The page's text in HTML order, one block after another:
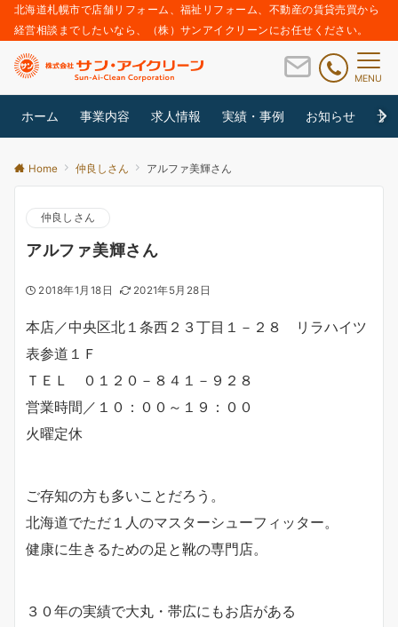
北海道札幌市で店舗リフォーム、福祉リフォーム、不動産の賃貸売買から
経営相談までしたいなら、（株）サンアイクリーンにお任せください。
MENU
ホーム 事業内容 求人情報 実績・事例 お知らせ サ
Home 仲良しさん アルファ美輝さん
仲良しさん
アルファ美輝さん
2018年1月18日 2021年5月28日
本店／中央区北１条西２３丁目１－２８ リラハイツ
表参道１Ｆ
ＴＥＬ ０１２０－８４１－９２８
営業時間／１０：００～１９：００
火曜定休
ご存知の方も多いことだろう。
北海道でただ１人のマスターシューフィッター。
健康に生きるための足と靴の専門店。
３０年の実績で大丸・帯広にもお店がある